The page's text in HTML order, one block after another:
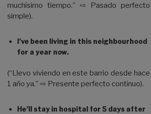
muchísimo tiempo.” ⇨ Pasado perfecto
simple).
I’ve been living in this neighbourhood
for a year now.
(“Llevo viviendo en este barrio desde hace
1 año ya.” ⇨ Presente perfecto continuo).
He’ll stay in hospital for 5 days after